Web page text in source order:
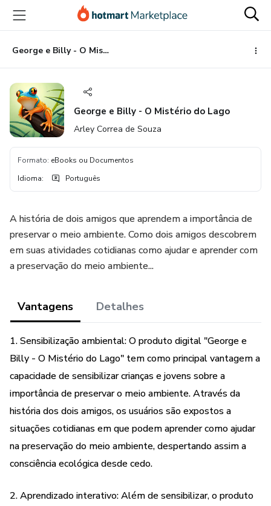
para
conteúdo
principal
para
pagamento
para
rodapé
George e Billy - O Mistério do Lago
George e Billy - O Mistério do Lago
Arley Correa de Souza
Formato: eBooks ou Documentos
Idioma: Português
A história de dois amigos que aprendem a importância de
preservar o meio ambiente. Como dois amigos descobrem
em suas atividades cotidianas como ajudar e aprender com
a preservação do meio ambiente...
Vantagens Detalhes
1. Sensibilização ambiental: O produto digital "George e
Billy - O Mistério do Lago" tem como principal vantagem a
capacidade de sensibilizar crianças e jovens sobre a
importância de preservar o meio ambiente. Através da
história dos dois amigos, os usuários são expostos a
situações cotidianas em que podem aprender como ajudar
na preservação do meio ambiente, despertando assim a
consciência ecológica desde cedo.
2. Aprendizado interativo: Além de sensibilizar, o produto